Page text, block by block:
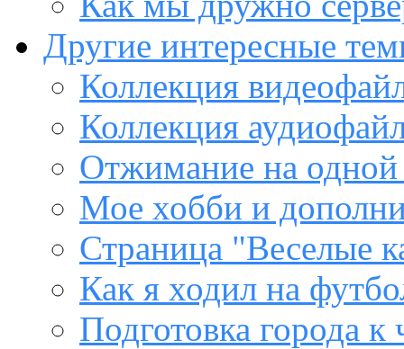
Другие интересные
Коллекция
Коллекция
Отжимание на одной
Мое хобби и
Страница "Веселые
Как я ходил на
Подготовка города к